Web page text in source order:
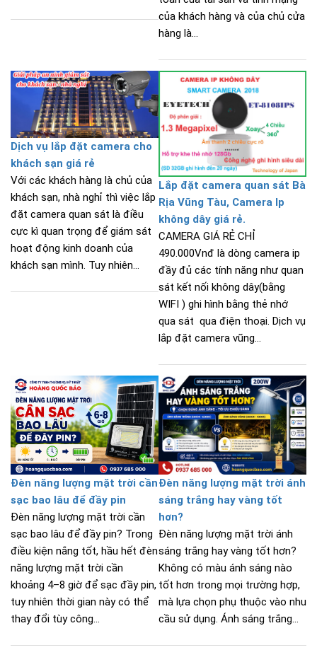
của khách hàng và của chủ cửa
hàng là...
Dịch vụ lắp đặt camera cho
khách sạn giá rẻ
Với các khách hàng là chủ của
khách sạn, nhà nghỉ thì việc lắp
đặt camera quan sát là điều
cực kì quan trọng để giám sát
hoạt động kinh doanh của
khách sạn mình. Tuy nhiên...
Lắp đặt camera quan sát Bà
Rịa Vũng Tàu, Camera Ip
không dây giá rẻ.
CAMERA GIÁ RẺ CHỈ
490.000Vnđ là dòng camera ip
đầy đủ các tính năng như quan
sát kết nối không dây(bằng
WIFI ) ghi hình bằng thẻ nhớ
qua sát qua điện thoại. Dịch vụ
lắp đặt camera vũng...
Đèn năng lượng mặt trời cần
sạc bao lâu để đầy pin
Đèn năng lượng mặt trời cần
sạc bao lâu để đầy pin? Trong
điều kiện nắng tốt, hầu hết đèn
năng lượng mặt trời cần
khoảng 4–8 giờ để sạc đầy pin,
tuy nhiên thời gian này có thể
thay đổi tùy công...
Đèn năng lượng mặt trời ánh
sáng trắng hay vàng tốt
hơn?
Đèn năng lượng mặt trời ánh
sáng trắng hay vàng tốt hơn?
Không có màu ánh sáng nào
tốt hơn trong mọi trường hợp,
mà lựa chọn phụ thuộc vào nhu
cầu sử dụng. Ánh sáng trắng...